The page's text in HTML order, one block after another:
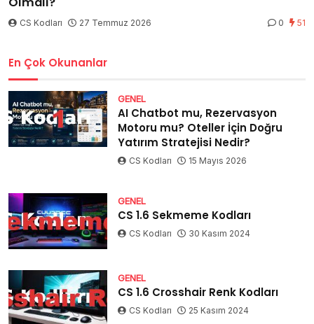
CS Kodları 27 Temmuz 2026 0 51
En Çok Okunanlar
GENEL
AI Chatbot mu, Rezervasyon
Motoru mu? Oteller İçin Doğru
Yatırım Stratejisi Nedir?
CS Kodları 15 Mayıs 2026
GENEL
CS 1.6 Sekmeme Kodları
CS Kodları 30 Kasım 2024
GENEL
CS 1.6 Crosshair Renk Kodları
CS Kodları 25 Kasım 2024